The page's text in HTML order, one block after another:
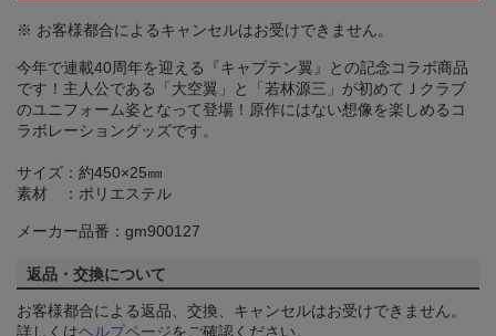
※ お客様都合によるキャンセルはお受けできません。
今年で連載40周年を迎える『キャプテン翼』との記念コラボ商品
です！主人公である「大空翼」と「若林源三」が初めてＪクラブ
のユニフォーム姿となって登場！原作にはない想像を楽しめるコ
ラボレーショングッズです。
サイズ：約450×25㎜
素材 ：ポリエステル
メーカー品番：gm900127
返品・交換について
お客様都合による返品、交換、キャンセルはお受けできません。
詳しくはヘルプページをご確認ください。